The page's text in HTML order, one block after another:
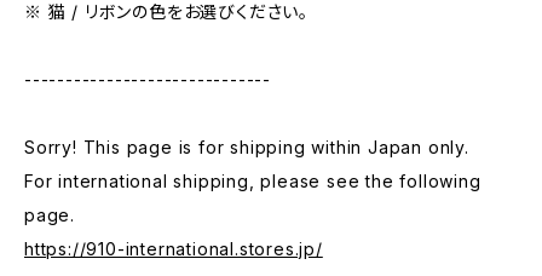
※ 猫 / リボンの色をお選びください。
------------------------------
Sorry! This page is for shipping within Japan only.
For international shipping, please see the following
page.
https://910-international.stores.jp/